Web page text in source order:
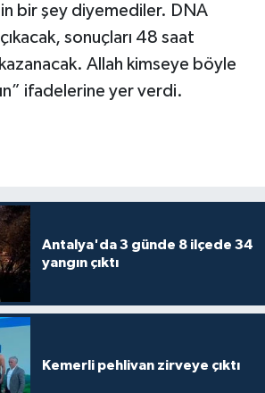
bir şey diyemediler. DNA
sonuçları 48 saat
Allah kimseye böyle
ifadelerine yer verdi.
Antalya'da 3 günde 8 ilçede 34
yangın çıktı
Kemerli pehlivan zirveye çıktı